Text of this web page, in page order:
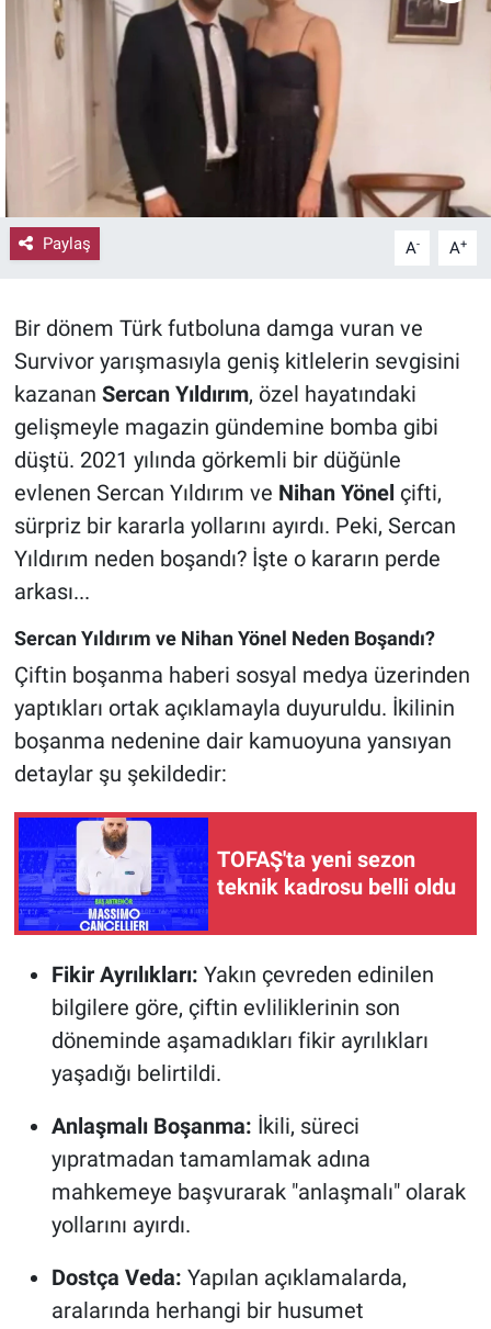
Paylaş A- A+
Bir dönem Türk futboluna damga vuran ve
Survivor yarışmasıyla geniş kitlelerin sevgisini
kazanan Sercan Yıldırım, özel hayatındaki
gelişmeyle magazin gündemine bomba gibi
düştü. 2021 yılında görkemli bir düğünle
evlenen Sercan Yıldırım ve Nihan Yönel çifti,
sürpriz bir kararla yollarını ayırdı. Peki, Sercan
Yıldırım neden boşandı? İşte o kararın perde
arkası...
Sercan Yıldırım ve Nihan Yönel Neden Boşandı?
Çiftin boşanma haberi sosyal medya üzerinden
yaptıkları ortak açıklamayla duyuruldu. İkilinin
boşanma nedenine dair kamuoyuna yansıyan
detaylar şu şekildedir:
TOFAŞ'ta yeni sezon
teknik kadrosu belli oldu
Fikir Ayrılıkları: Yakın çevreden edinilen
bilgilere göre, çiftin evliliklerinin son
döneminde aşamadıkları fikir ayrılıkları
yaşadığı belirtildi.
Anlaşmalı Boşanma: İkili, süreci
yıpratmadan tamamlamak adına
mahkemeye başvurarak "anlaşmalı" olarak
yollarını ayırdı.
Dostça Veda: Yapılan açıklamalarda,
aralarında herhangi bir husumet